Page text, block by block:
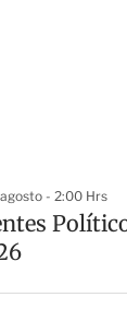
- 2:00 Hrs